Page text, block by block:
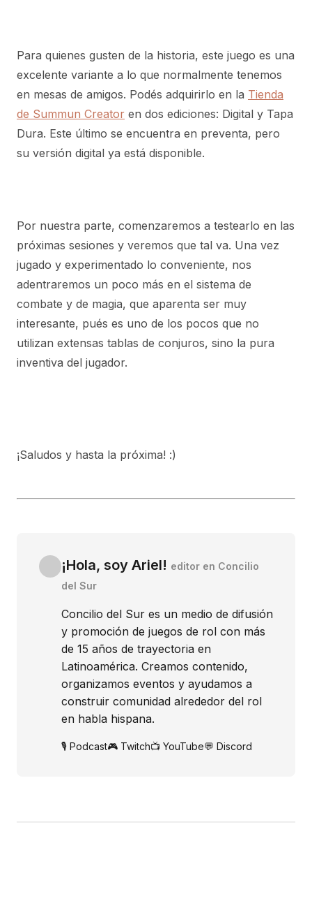
Para quienes gusten de la historia, este juego es una
excelente variante a lo que normalmente tenemos
en mesas de amigos. Podés adquirirlo en la Tienda
de Summun Creator en dos ediciones: Digital y Tapa
Dura. Este último se encuentra en preventa, pero
su versión digital ya está disponible.
Por nuestra parte, comenzaremos a testearlo en las
próximas sesiones y veremos que tal va. Una vez
jugado y experimentado lo conveniente, nos
adentraremos un poco más en el sistema de
combate y de magia, que aparenta ser muy
interesante, pués es uno de los pocos que no
utilizan extensas tablas de conjuros, sino la pura
inventiva del jugador.
¡Saludos y hasta la próxima! :)
¡Hola, soy Ariel! editor en Concilio
del Sur
Concilio del Sur es un medio de difusión
y promoción de juegos de rol con más
de 15 años de trayectoria en
Latinoamérica. Creamos contenido,
organizamos eventos y ayudamos a
construir comunidad alrededor del rol
en habla hispana.
🎙️ Podcast🎮 Twitch📺 YouTube💬 Discord